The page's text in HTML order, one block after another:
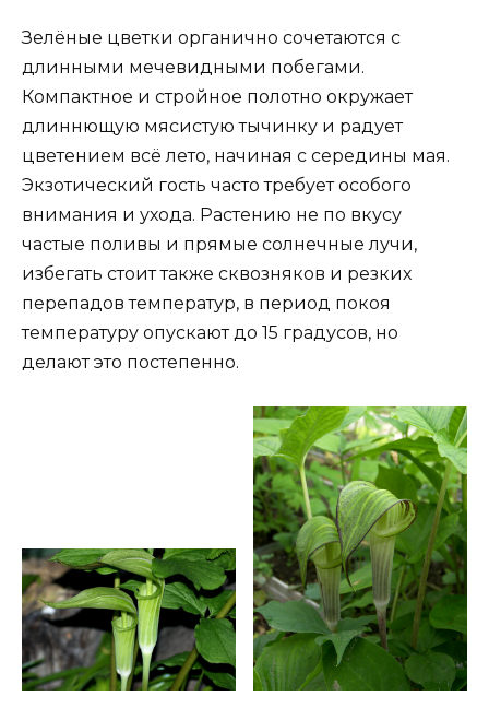
Зелёные цветки органично сочетаются с
длинными мечевидными побегами.
Компактное и стройное полотно окружает
длиннющую мясистую тычинку и радует
цветением всё лето, начиная с середины мая.
Экзотический гость часто требует особого
внимания и ухода. Растению не по вкусу
частые поливы и прямые солнечные лучи,
избегать стоит также сквозняков и резких
перепадов температур, в период покоя
температуру опускают до 15 градусов, но
делают это постепенно.